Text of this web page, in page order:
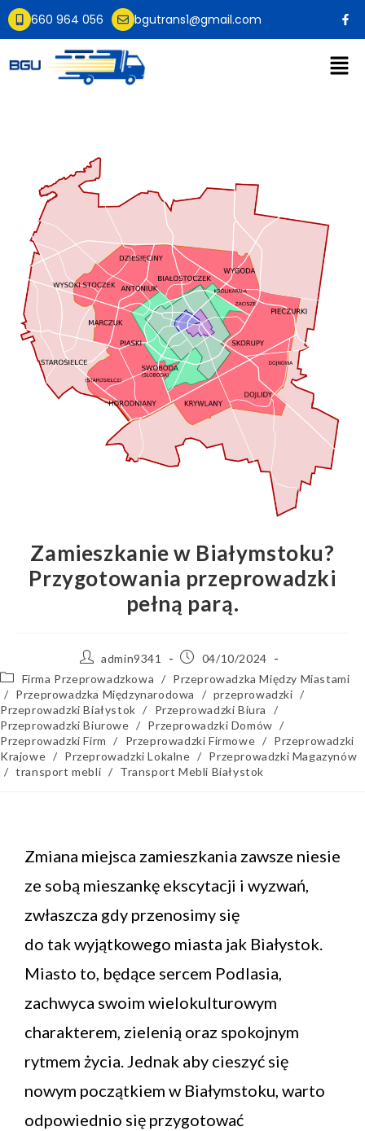
660 964 056 bgutrans1@gmail.com
Zamieszkanie w Białymstoku?
Przygotowania przeprowadzki
pełną parą.
admin9341
04/10/2024
Firma Przeprowadzkowa / Przeprowadzka Między Miastami
/ Przeprowadzka Międzynarodowa / przeprowadzki /
Przeprowadzki Białystok / Przeprowadzki Biura
/
Przeprowadzki Biurowe / Przeprowadzki Domów /
Przeprowadzki Firm
/ Przeprowadzki Firmowe / Przeprowadzki
Krajowe / Przeprowadzki Lokalne / Przeprowadzki Magazynów
/ transport mebli / Transport Mebli Białystok
Zmiana miejsca zamieszkania zawsze niesie
ze sobą mieszankę ekscytacji i wyzwań,
zwłaszcza gdy przenosimy się
do tak wyjątkowego miasta jak Białystok.
Miasto to, będące sercem Podlasia,
zachwyca swoim wielokulturowym
charakterem, zielenią oraz spokojnym
rytmem życia. Jednak aby cieszyć się
nowym początkiem w Białymstoku, warto
odpowiednio się przygotować